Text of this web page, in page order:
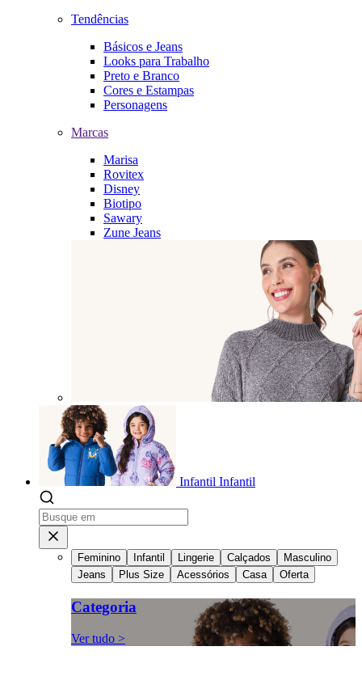
Tendências
Básicos e Jeans
Looks para Trabalho
Preto e Branco
Cores e Estampas
Personagens
Marcas
Marisa
Rovitex
Disney
Biotipo
Sawary
Zune Jeans
Infantil Infantil
Feminino Infantil Lingerie Calçados
Masculino
Jeans
Plus Size Acessórios Casa Oferta
Categoria
Ver tudo >